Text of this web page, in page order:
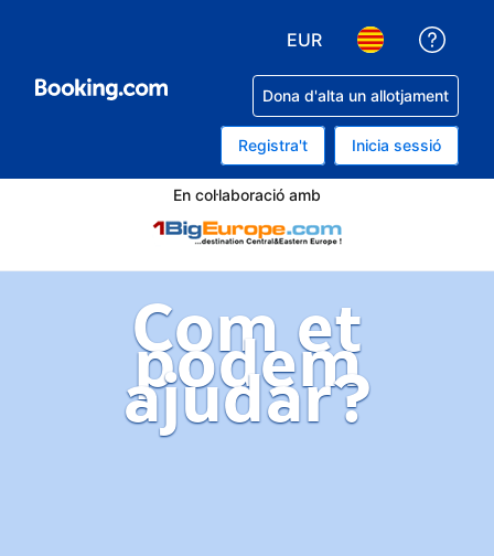
EUR
Dona d'alta un allotjament
Registra't Inicia sessió
En col·laboració amb
Com et
podem
ajudar?